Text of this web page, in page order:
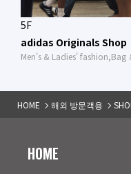
5F
adidas Originals Shop
Men's & Ladies' fashion,Bag
HOME 해외 방문객용
HOME